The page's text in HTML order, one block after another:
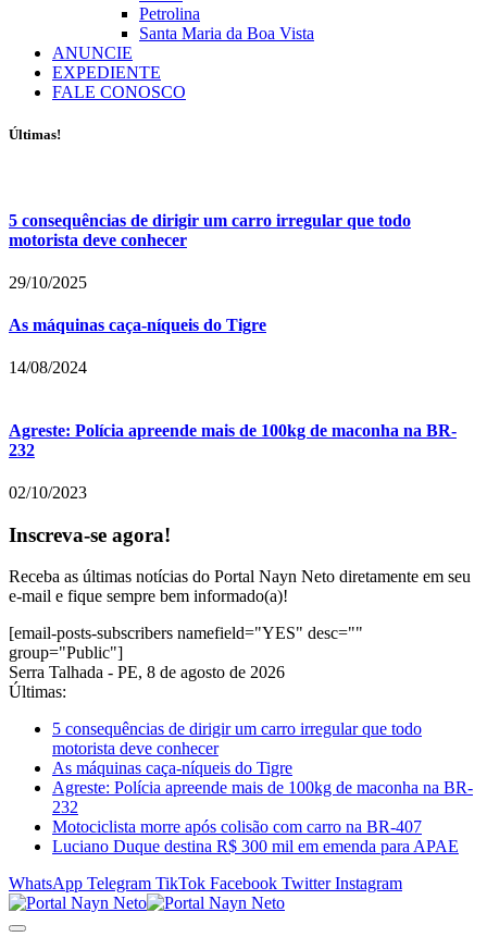
Petrolina
Santa Maria da Boa Vista
ANUNCIE
EXPEDIENTE
FALE CONOSCO
Últimas!
5 consequências de dirigir um carro irregular que todo
motorista deve conhecer
29/10/2025
As máquinas caça-níqueis do Tigre
14/08/2024
Agreste: Polícia apreende mais de 100kg de maconha na BR-
232
02/10/2023
Inscreva-se agora!
Receba as últimas notícias do Portal Nayn Neto diretamente em seu
e-mail e fique sempre bem informado(a)!
[email-posts-subscribers namefield="YES" desc=""
group="Public"]
Serra Talhada - PE, 8 de agosto de 2026
Últimas:
5 consequências de dirigir um carro irregular que todo
motorista deve conhecer
As máquinas caça-níqueis do Tigre
Agreste: Polícia apreende mais de 100kg de maconha na BR-
232
Motociclista morre após colisão com carro na BR-407
Luciano Duque destina R$ 300 mil em emenda para APAE
WhatsApp Telegram TikTok Facebook Twitter Instagram